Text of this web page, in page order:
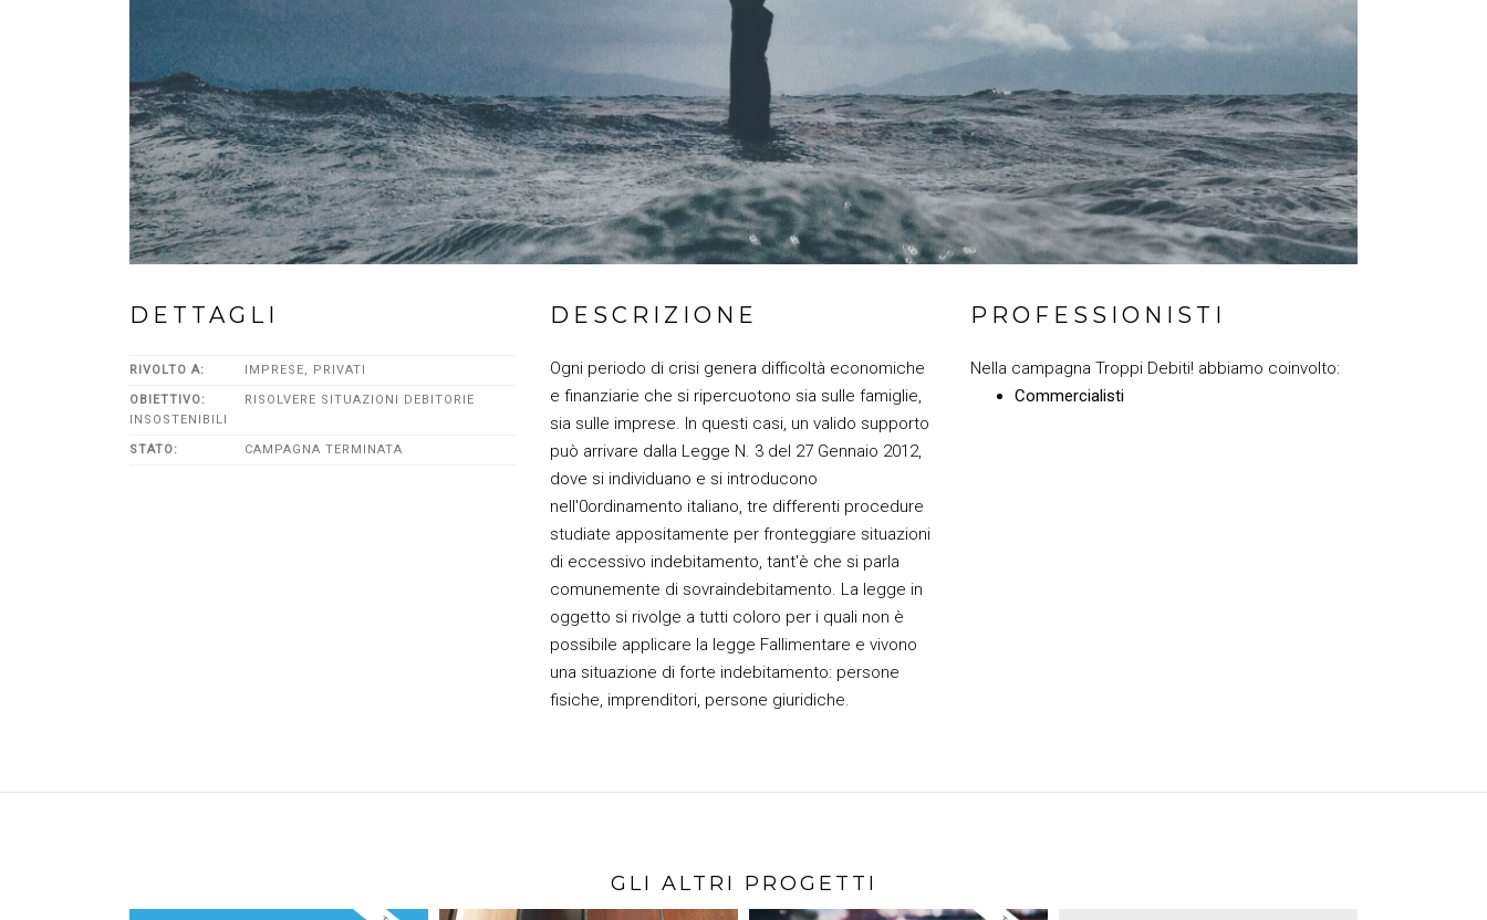
DETTAGLI
RIVOLTO A: IMPRESE, PRIVATI
OBIETTIVO:
RISOLVERE SITUAZIONI DEBITORIE
INSOSTENIBILI
STATO: CAMPAGNA TERMINATA
DESCRIZIONE
Ogni periodo di crisi genera difficoltà economiche
e finanziarie che si ripercuotono sia sulle famiglie,
sia sulle imprese. In questi casi, un valido supporto
può arrivare dalla Legge N. 3 del 27 Gennaio 2012,
dove si individuano e si introducono
nell'0ordinamento italiano, tre differenti procedure
studiate appositamente per fronteggiare situazioni
di eccessivo indebitamento, tant'è che si parla
comunemente di sovraindebitamento. La legge in
oggetto si rivolge a tutti coloro per i quali non è
possibile applicare la legge Fallimentare e vivono
una situazione di forte indebitamento: persone
fisiche, imprenditori, persone giuridiche.
PROFESSIONISTI
Nella campagna Troppi Debiti! abbiamo coinvolto:
Commercialisti
GLI ALTRI PROGETTI